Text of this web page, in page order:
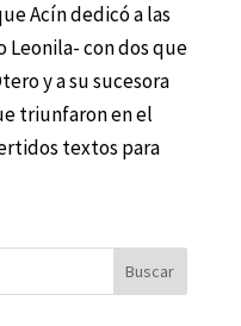
Acín dedicó a las
con dos que
y a su sucesora
triunfaron en el
textos para